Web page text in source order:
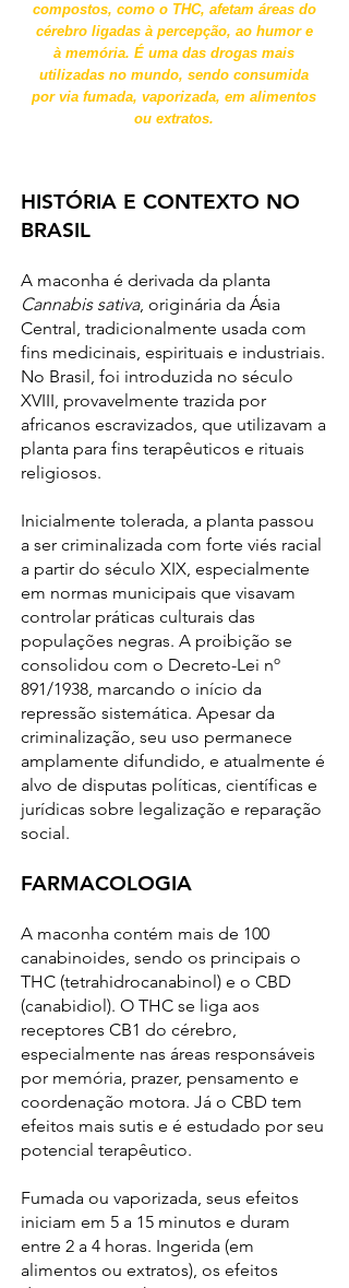
compostos, como o THC, afetam áreas do
cérebro ligadas à percepção, ao humor e
à memória. É uma das drogas mais
utilizadas no mundo, sendo consumida
por via fumada, vaporizada, em alimentos
ou extratos.
HISTÓRIA E CONTEXTO NO
BRASIL
A maconha é derivada da planta
Cannabis sativa, originária da Ásia
Central, tradicionalmente usada com
fins medicinais, espirituais e industriais.
No Brasil, foi introduzida no século
XVIII, provavelmente trazida por
africanos escravizados, que utilizavam a
planta para fins terapêuticos e rituais
religiosos.
Inicialmente tolerada, a planta passou
a ser criminalizada com forte viés racial
a partir do século XIX, especialmente
em normas municipais que visavam
controlar práticas culturais das
populações negras. A proibição se
consolidou com o Decreto-Lei nº
891/1938, marcando o início da
repressão sistemática. Apesar da
criminalização, seu uso permanece
amplamente difundido, e atualmente é
alvo de disputas políticas, científicas e
jurídicas sobre legalização e reparação
social.
FARMACOLOGIA
A maconha contém mais de 100
canabinoides, sendo os principais o
THC (tetrahidrocanabinol) e o CBD
(canabidiol). O THC se liga aos
receptores CB1 do cérebro,
especialmente nas áreas responsáveis
por memória, prazer, pensamento e
coordenação motora. Já o CBD tem
efeitos mais sutis e é estudado por seu
potencial terapêutico.
Fumada ou vaporizada, seus efeitos
iniciam em 5 a 15 minutos e duram
entre 2 a 4 horas. Ingerida (em
alimentos ou extratos), os efeitos